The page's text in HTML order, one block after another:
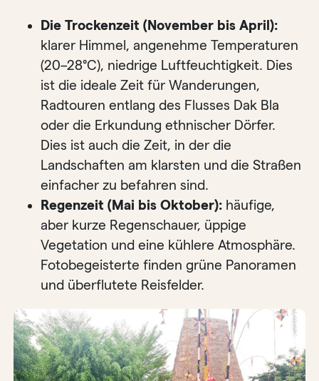
Die Trockenzeit (November bis April):
klarer Himmel, angenehme Temperaturen
(20–28°C), niedrige Luftfeuchtigkeit. Dies
ist die ideale Zeit für Wanderungen,
Radtouren entlang des Flusses Dak Bla
oder die Erkundung ethnischer Dörfer.
Dies ist auch die Zeit, in der die
Landschaften am klarsten und die Straßen
einfacher zu befahren sind.
Regenzeit (Mai bis Oktober): häufige,
aber kurze Regenschauer, üppige
Vegetation und eine kühlere Atmosphäre.
Fotobegeisterte finden grüne Panoramen
und überflutete Reisfelder.